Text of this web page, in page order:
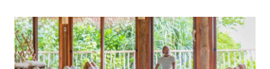
THE ST. REGIS MALDIVES VOMMULI:
МАНИФЕСТ ЭСТЕТИКИ В САМОМ СЕРДЦЕ
ОКЕАНА